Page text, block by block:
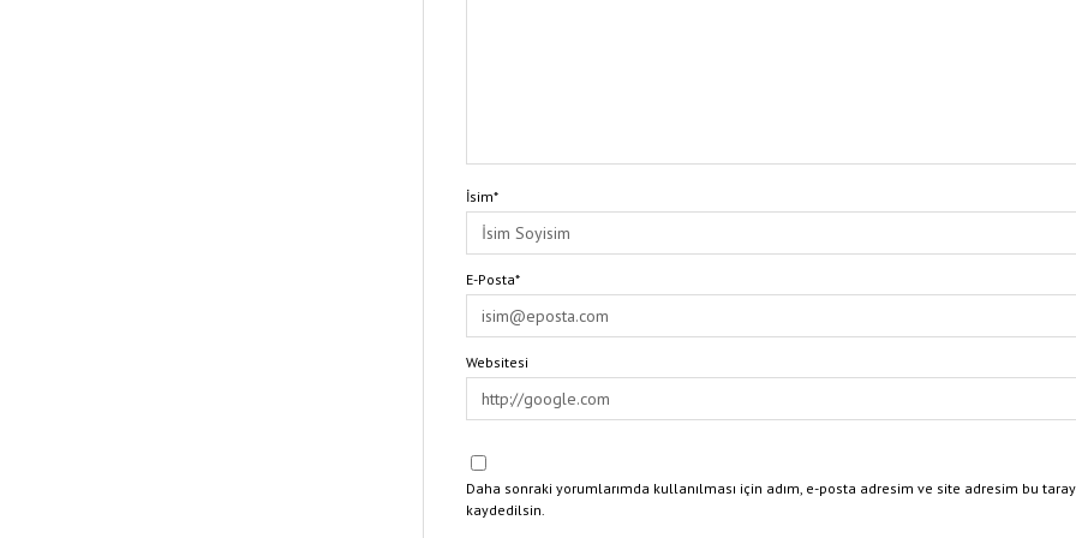
İsim*
E-Posta*
Websitesi
Daha sonraki yorumlarımda kullanılması için adım, e-posta adresim ve site adresim bu
kaydedilsin.